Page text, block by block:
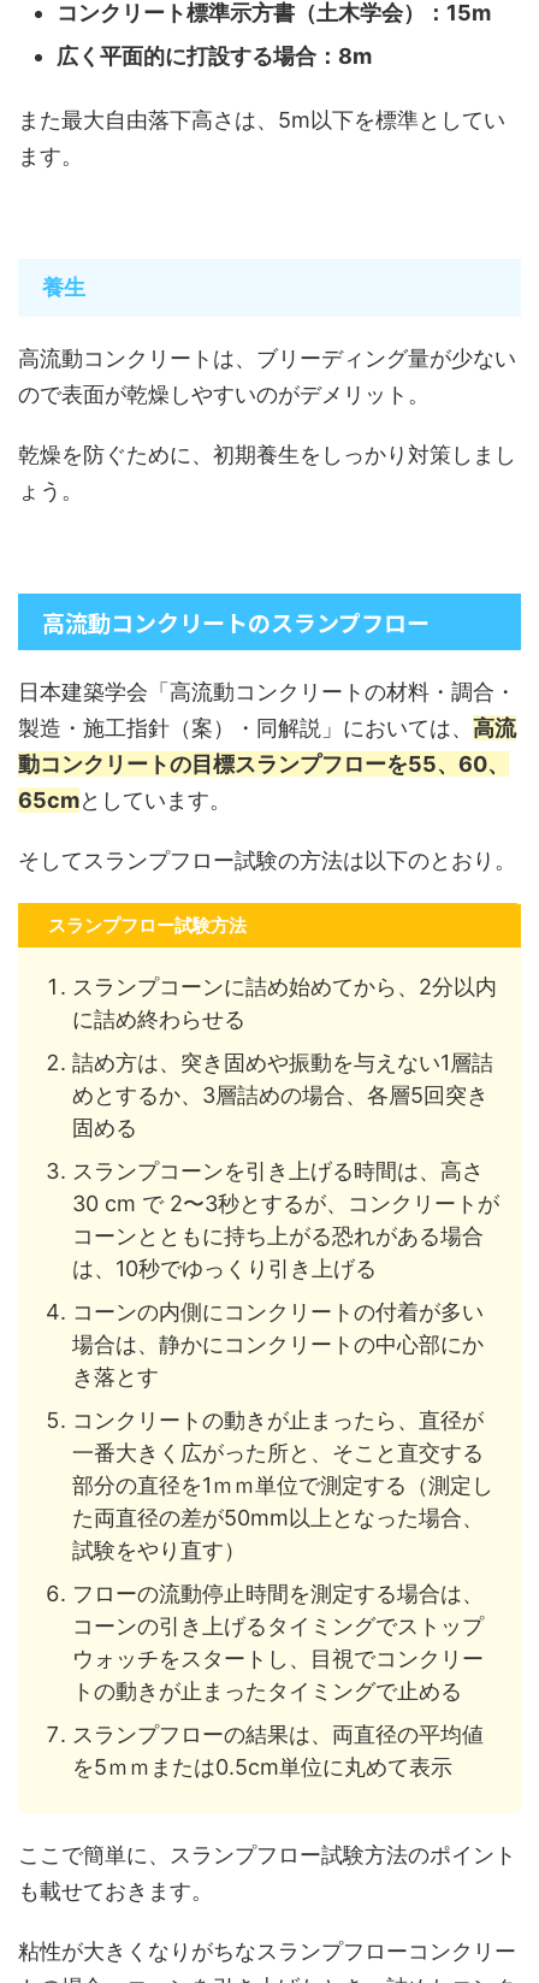
コンクリート標準示方書（土木学会）：15m
広く平面的に打設する場合：8m
また最大自由落下高さは、5m以下を標準としてい
ます。
養生
高流動コンクリートは、ブリーディング量が少ない
ので表面が乾燥しやすいのがデメリット。
乾燥を防ぐために、初期養生をしっかり対策しまし
ょう。
高流動コンクリートのスランプフロー
日本建築学会「高流動コンクリートの材料・調合・
製造・施工指針（案）・同解説」においては、 高流
動コンクリートの目標スランプフローを55、60、
65cmとしています。
そしてスランプフロー試験の方法は以下のとおり。
スランプフロー試験方法
スランプコーンに詰め始めてから、2分以内
に詰め終わらせる
詰め方は、突き固めや振動を与えない1層詰
めとするか、3層詰めの場合、各層5回突き
固める
スランプコーンを引き上げる時間は、高さ
30 cm で 2〜3秒とするが、コンクリートが
コーンとともに持ち上がる恐れがある場合
は、10秒でゆっくり引き上げる
コーンの内側にコンクリートの付着が多い
場合は、静かにコンクリートの中心部にか
き落とす
コンクリートの動きが止まったら、直径が
一番大きく広がった所と、そこと直交する
部分の直径を1ｍｍ単位で測定する（測定し
た両直径の差が50mm以上となった場合、
試験をやり直す）
フローの流動停止時間を測定する場合は、
コーンの引き上げるタイミングでストップ
ウォッチをスタートし、目視でコンクリー
トの動きが止まったタイミングで止める
スランプフローの結果は、両直径の平均値
を5ｍｍまたは0.5cm単位に丸めて表示
ここで簡単に、スランプフロー試験方法のポイント
も載せておきます。
粘性が大きくなりがちなスランプフローコンクリー